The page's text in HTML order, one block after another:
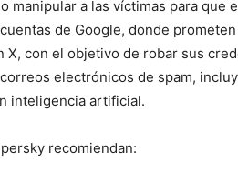
manipular a las víctimas para que
de Google, donde
X, con el objetivo de robar sus
electrónicos de spam,
inteligencia artificial.
recomiendan: